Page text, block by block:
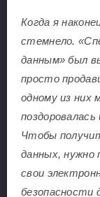
Когда я
стемнело.
данным» был
просто
одному из них
Чтобы
данных, нужно
свои
безопасности